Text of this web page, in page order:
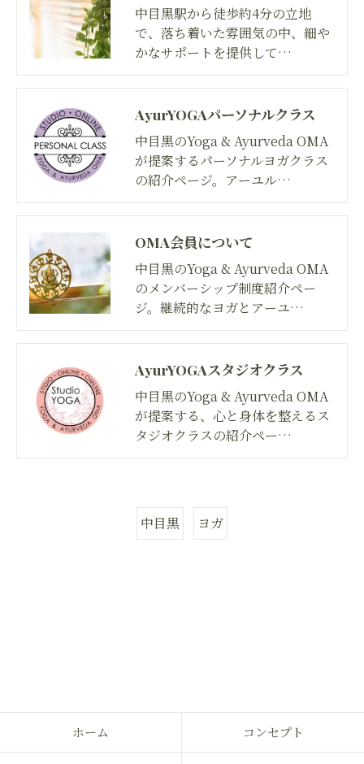
中目黒駅から徒歩約4分の立地
で、落ち着いた雰囲気の中、細や
かなサポートを提供して…
AyurYOGAパーソナルクラス
中目黒のYoga & Ayurveda OMA
が提案するパーソナルヨガクラス
の紹介ページ。アーユル…
OMA会員について
中目黒のYoga & Ayurveda OMA
のメンバーシップ制度紹介ペー
ジ。継続的なヨガとアーユ…
AyurYOGAスタジオクラス
中目黒のYoga & Ayurveda OMA
が提案する、心と身体を整えるス
タジオクラスの紹介ペー…
中目黒 ヨガ
ホーム コンセプト